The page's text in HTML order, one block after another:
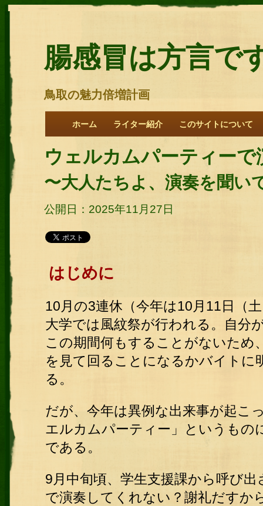
腸感冒は方言で
鳥取の魅力倍増計画
ホーム ライター紹介 このサイトについて
ウェルカムパーティーで
〜大人たちよ、演奏を聞い
公開日：2025年11月27日
はじめに
10月の3連休（今年は10月11日（
大学では風紋祭が行われる。自分
この期間何もすることがないため
を見て回ることになるかバイトに
る。
だが、今年は異例な出来事が起こ
エルカムパーティー」というもの
である。
9月中旬頃、学生支援課から呼び
で演奏してくれない？謝礼だすか